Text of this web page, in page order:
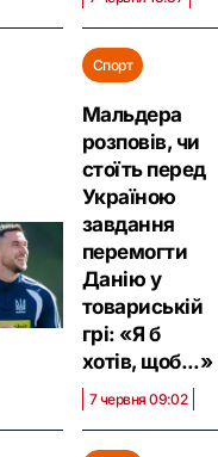
Спорт
Мальдера
розповів, чи
стоїть перед
Україною
завдання
перемогти
Данію у
товариській
грі: «Я б
хотів, щоб...»
7 червня 09:02